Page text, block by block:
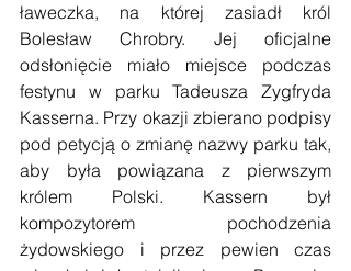
ławeczka, na której zasiadł król
Bolesław Chrobry. Jej oficjalne
odsłonięcie miało miejsce podczas
festynu w parku Tadeusza Zygfryda
Kasserna. Przy okazji zbierano podpisy
pod petycją o zmianę nazwy parku tak,
aby była powiązana z pierwszym
królem Polski. Kassern był
kompozytorem pochodzenia
żydowskiego i przez pewien czas